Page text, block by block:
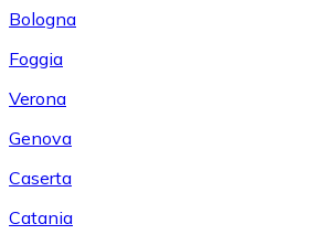
Bologna
Foggia
Verona
Genova
Caserta
Catania